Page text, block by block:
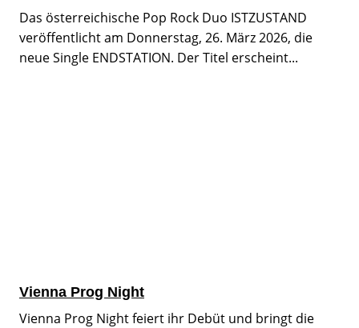
Das österreichische Pop Rock Duo ISTZUSTAND
veröffentlicht am Donnerstag, 26. März 2026, die
neue Single ENDSTATION. Der Titel erscheint...
Vienna Prog Night
Vienna Prog Night feiert ihr Debüt und bringt die